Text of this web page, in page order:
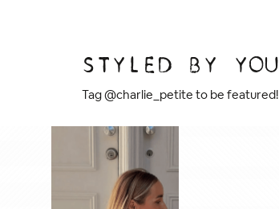
STYLED BY YOU
Tag @charlie_petite to be featured!